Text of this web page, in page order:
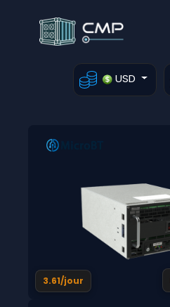
USD
3.61/jour